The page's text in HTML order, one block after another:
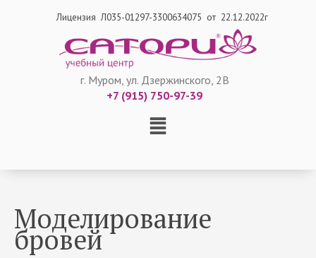
Лицензия Л035-01297-3300634075 от 22.12.2022г
г. Муром, ул. Дзержинского, 2В
+7 (915) 750-97-39
Моделирование
бровей